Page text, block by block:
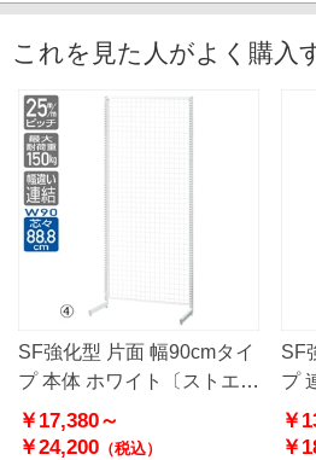
これを見た人がよく購入
SF強化型 片面 幅90cmタイ
プ 本体 ホワイト〔ストエキ
オリジナル〕
￥17,380～
￥24,200 （税込）
SF
プ
オ
￥
￥